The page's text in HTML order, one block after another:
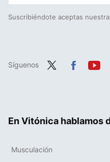
Suscribiéndote aceptas nuestra
Síguenos
En Vitónica hablamos
Musculación